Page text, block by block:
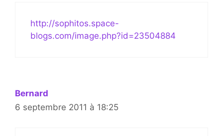
http://sophitos.space-
blogs.com/image.php?id=23504884
Bernard
6 septembre 2011 à 18:25